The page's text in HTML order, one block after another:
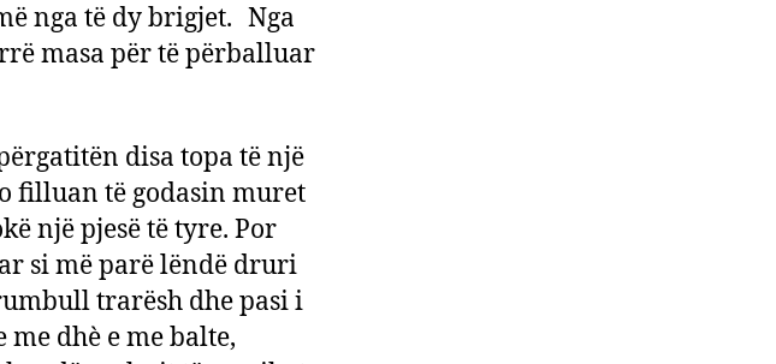
nga të dy brigjet. Nga
masa për të përballuar
disa topa të një
filluan të godasin muret
një pjesë të tyre. Por
si më parë lëndë druri
trarësh dhe pasi i
me dhè e me balte,